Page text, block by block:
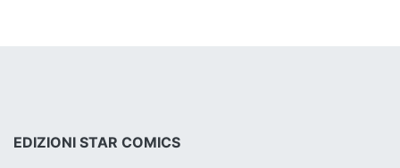
EDIZIONI STAR COMICS